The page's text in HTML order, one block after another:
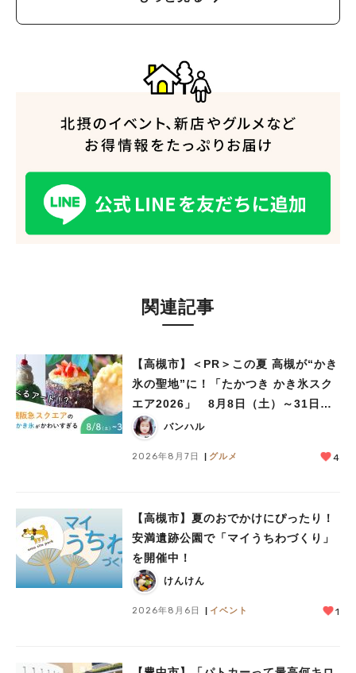
関連記事
【高槻市】＜PR＞この夏 高槻が“かき
氷の聖地”に！「たかつき かき氷スク
エア2026」 8月8日（土）～31日
（月）バンハル
2026年8月7日 グルメ 4
【高槻市】夏のおでかけにぴったり！
安満遺跡公園で「マイうちわづくり」
を開催中！
けんけん
2026年8月6日 イベント 1